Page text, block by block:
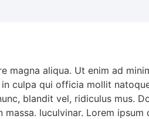
aliqua. Ut enim ad
culpa qui officia mollit
blandit vel, ridiculus mus.
luculvinar. Lorem ipsum